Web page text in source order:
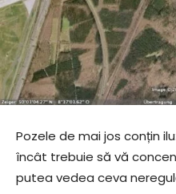
Pozele de mai jos conțin
încât trebuie să vă
putea vedea ceva